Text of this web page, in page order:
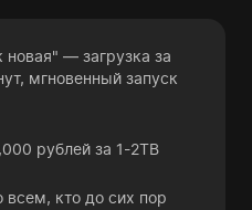
новая" — загрузка за
мгновенный запуск
рублей за 1-2TB
всем, кто до сих пор